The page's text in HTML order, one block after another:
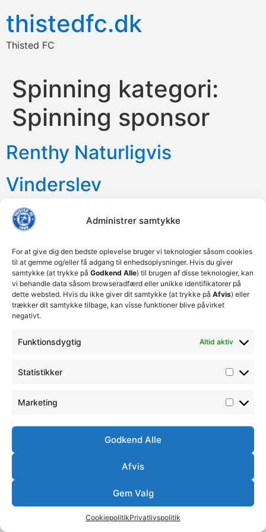
Administrer samtykke
For at give dig den bedste oplevelse bruger vi teknologier såsom cookies
til at gemme og/eller få adgang til enhedsoplysninger. Hvis du giver
samtykke (at trykke på Godkend Alle) til brugen af disse teknologier, kan
vi behandle data såsom browseradfærd eller unikke identifikatorer på
dette websted. Hvis du ikke giver dit samtykke (at trykke på Afvis) eller
trækker dit samtykke tilbage, kan visse funktioner blive påvirket
negativt.
Funktionsdygtig Altid aktiv
Statistikker
Marketing
Godkend Alle
Afvis
Gem Valg
CookiepolitikPrivatlivspolitik
thistedfc.dk
Thisted FC
Spinning kategori:
Spinning sponsor
Renthy Naturligvis
Vinderslev
Hørsted Agro
Karma Frisør
PM solution
GF Forsikring
BDO
T. Søgaard Logistics A/S
Tönnies
Gear Up Green